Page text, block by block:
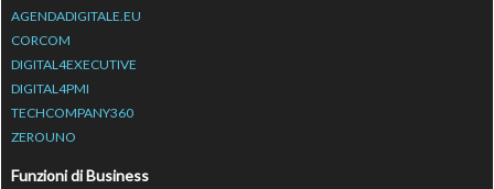
AGENDADIGITALE.EU
CORCOM
DIGITAL4EXECUTIVE
DIGITAL4PMI
TECHCOMPANY360
ZEROUNO
Funzioni di Business